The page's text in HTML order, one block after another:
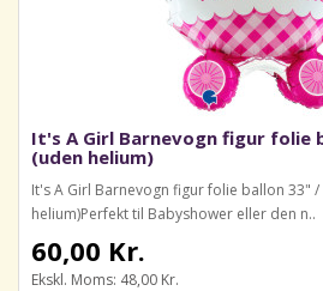
It's A Girl Barnevogn figur folie
(uden helium)
It's A Girl Barnevogn figur folie ballon 33" /
helium)Perfekt til Babyshower eller den n..
60,00 Kr.
Ekskl. Moms: 48,00 Kr.